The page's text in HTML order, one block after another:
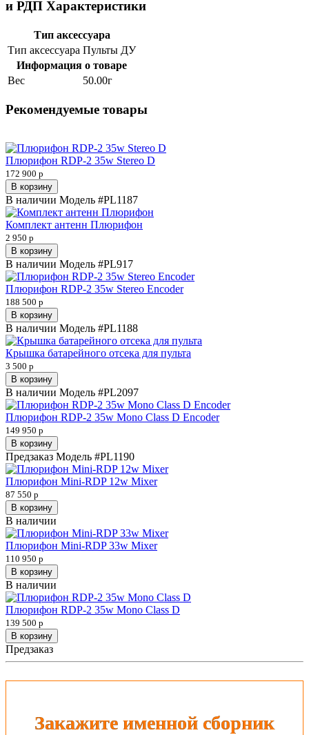
и РДП Характеристики
Тип аксессуара
Тип аксессуара Пульты ДУ
Информация о товаре
Вес
50.00г
Рекомендуемые товары
Плюрифон RDP-2 35w Stereo D
172 900 р
В корзину
В наличии Модель #PL1187
Комплект антенн Плюрифон
2 950 р
В корзину
В наличии Модель #PL917
Плюрифон RDP-2 35w Stereo Encoder
188 500 р
В корзину
В наличии Модель #PL1188
Крышка батарейного отсека для пульта
3 500 р
В корзину
В наличии Модель #PL2097
Плюрифон RDP-2 35w Mono Class D Encoder
149 950 р
В корзину
Предзаказ Модель #PL1190
Плюрифон Mini-RDP 12w Mixer
87 550 р
В корзину
В наличии
Плюрифон Mini-RDP 33w Mixer
110 950 р
В корзину
В наличии
Плюрифон RDP-2 35w Mono Class D
139 500 р
В корзину
Предзаказ
Закажите именной сборник